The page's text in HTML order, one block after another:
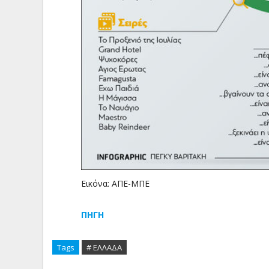
Εικόνα: ΑΠΕ-ΜΠΕ
ΠΗΓΗ
Tags # ΕΛΛΑΔΑ